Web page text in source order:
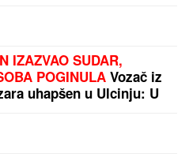
IZAZVAO SUDAR,
POGINULA Vozač iz
uhapšen u Ulcinju: U